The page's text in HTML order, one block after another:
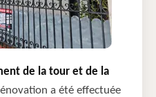
de la tour et de la
a été effectuée